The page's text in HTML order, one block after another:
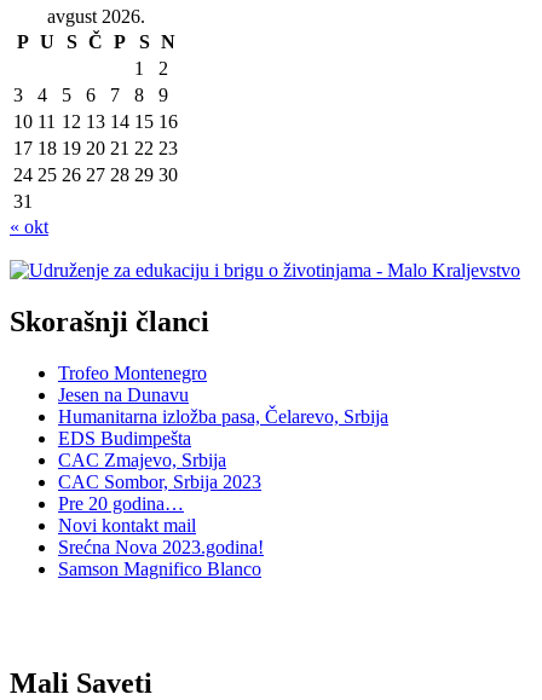
avgust 2026.
P U S Č P S N
1
2
3
4 5 6 7 8
9
10 11 12 13 14 15 16
17 18 19 20 21 22 23
24 25 26 27 28 29 30
31
« okt
Skorašnji članci
Trofeo Montenegro
Jesen na Dunavu
Humanitarna izložba pasa, Čelarevo, Srbija
EDS Budimpešta
CAC Zmajevo, Srbija
CAC Sombor, Srbija 2023
Pre 20 godina…
Novi kontakt mail
Srećna Nova 2023.godina!
Samson Magnifico Blanco
Mali Saveti